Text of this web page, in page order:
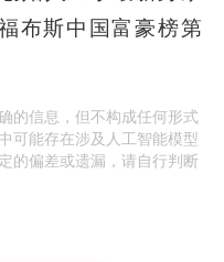
布斯中国富豪榜第
的信息，但不构成任何形式
可能存在涉及人工智能模型
的偏差或遗漏，请自行判断